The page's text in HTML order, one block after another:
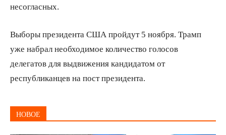
несогласных.
Выборы президента США пройдут 5 ноября. Трамп
уже набрал необходимое количество голосов
делегатов для выдвижения кандидатом от
республиканцев на пост президента.
НОВОЕ